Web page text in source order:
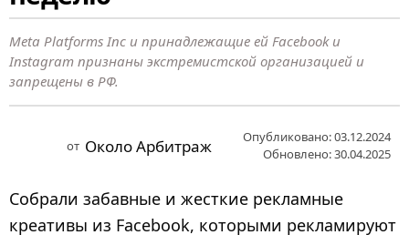
д
а
н
а
з
г
Meta Platforms Inc и принадлежащие ей Facebook и
Instagram признаны экстремистской организацией и
запрещены в РФ.
от Около Арбитраж
Опубликовано: 03.12.2024
Обновлено: 30.04.2025
Собрали забавные и жесткие рекламные
креативы из Facebook, которыми рекламируют